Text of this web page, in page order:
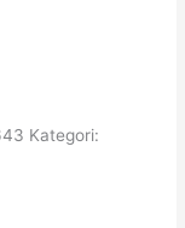
Kategori: